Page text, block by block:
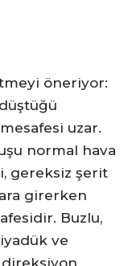
öneriyor:
uzar.
normal hava
gereksiz şerit
girerken
Buzlu,
ve
direksiyon